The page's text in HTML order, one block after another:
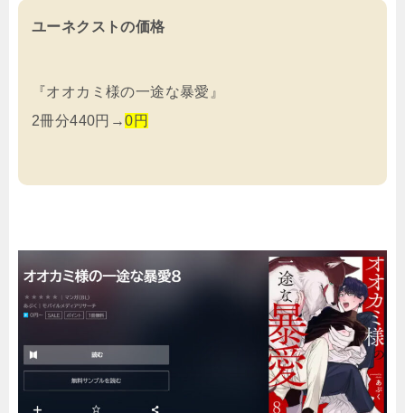
ユーネクストの価格
『オオカミ様の一途な暴愛』
2冊分440円→0円